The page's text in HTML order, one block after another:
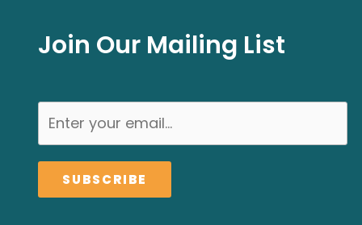
Join Our Mailing List
SUBSCRIBE